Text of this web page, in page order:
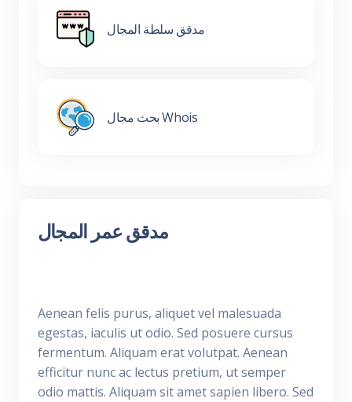
مدقق سلطة المجال
بحث مجال Whois
مدقق عمر المجال
Aenean felis purus, aliquet vel malesuada
egestas, iaculis ut odio. Sed posuere cursus
fermentum. Aliquam erat volutpat. Aenean
efficitur nunc ac lectus pretium, ut semper
odio mattis. Aliquam sit amet sapien libero. Sed